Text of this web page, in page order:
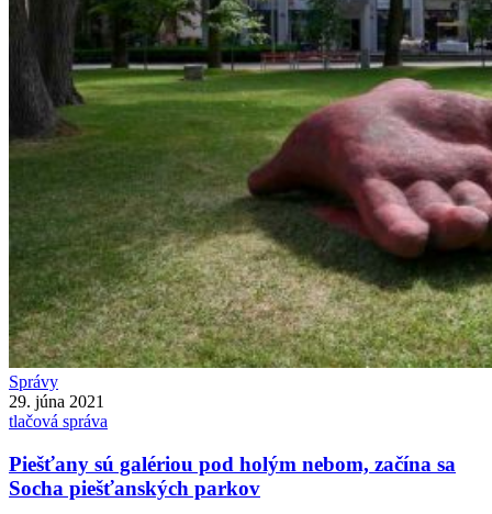
Správy
29. júna 2021
tlačová správa
Piešťany sú galériou pod holým nebom, začína sa
Socha piešťanských parkov